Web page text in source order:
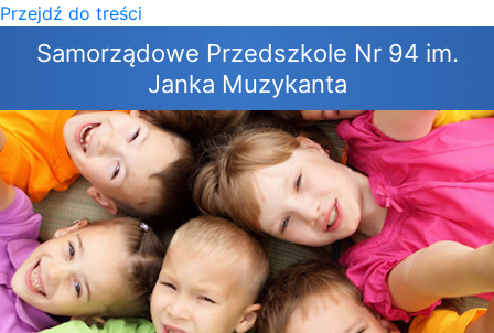
Przejdź do treści
Samorządowe Przedszkole Nr 94 im.
Janka Muzykanta
×